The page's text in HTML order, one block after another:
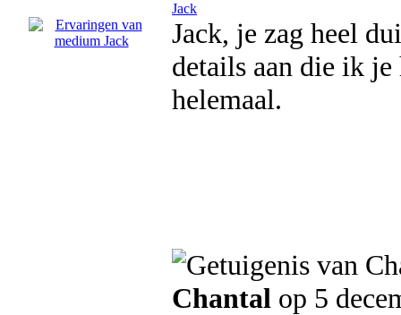
Jack
Jack, je zag heel
details aan die ik
helemaal.
Chantal op 5